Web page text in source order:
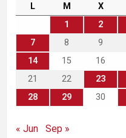
L M X
1
2
7
8 9
14
15 16
21
22 23
28
29 30
« Jun Sep »